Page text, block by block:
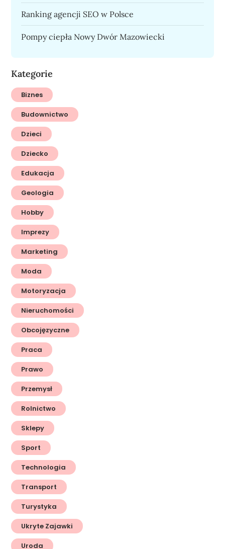
Ranking agencji SEO w Polsce
Pompy ciepła Nowy Dwór Mazowiecki
Kategorie
Biznes
Budownictwo
Dzieci
Dziecko
Edukacja
Geologia
Hobby
Imprezy
Marketing
Moda
Motoryzacja
Nieruchomości
Obcojęzyczne
Praca
Prawo
Przemysł
Rolnictwo
Sklepy
Sport
Technologia
Transport
Turystyka
Ukryte Zajawki
Uroda